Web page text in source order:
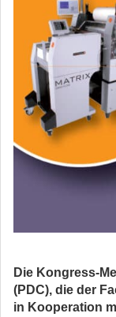
Die Kongress-
(PDC), die der
in Kooperation